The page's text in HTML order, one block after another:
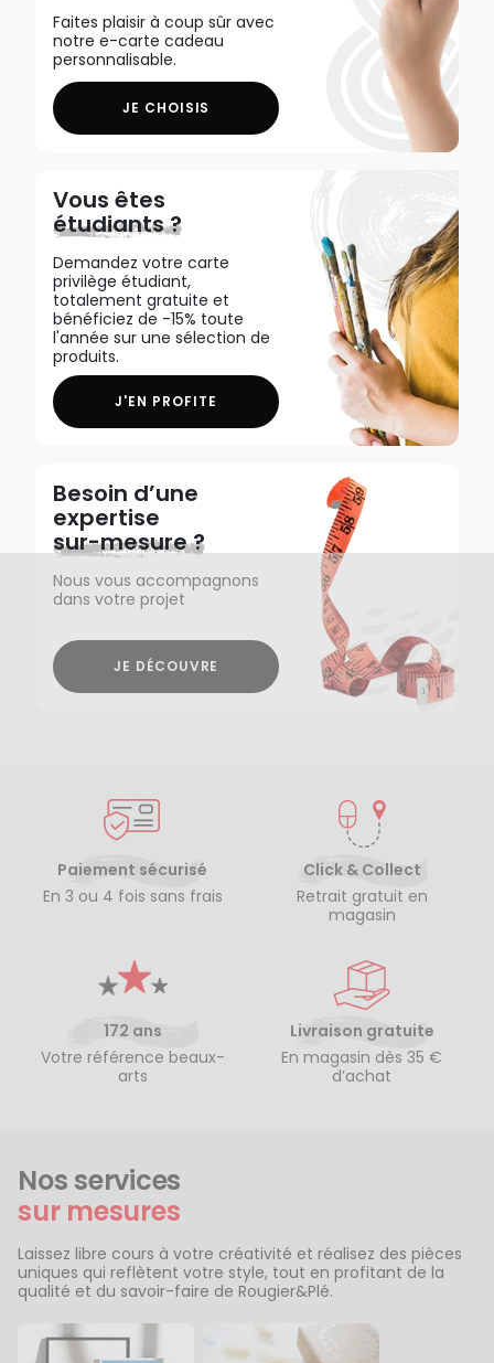
Faites plaisir à coup sûr avec
notre e-carte cadeau
personnalisable.
JE CHOISIS
Vous êtes
étudiants ?
Demandez votre carte
privilège étudiant,
totalement gratuite et
bénéficiez de -15% toute
l'année sur une sélection de
produits.
J'EN PROFITE
Besoin d’une
expertise
sur-mesure ?
Nous vous accompagnons
dans votre projet
JE DÉCOUVRE
Paiement sécurisé
En 3 ou 4 fois sans frais
Click & Collect
Retrait gratuit en
magasin
172 ans
Votre référence beaux-
arts
Livraison gratuite
En magasin dès 35 €
d’achat
Nos services
sur mesures
Laissez libre cours à votre créativité et réalisez des pièces
uniques qui reflètent votre style, tout en profitant de la
qualité et du savoir-faire de Rougier&Plé.